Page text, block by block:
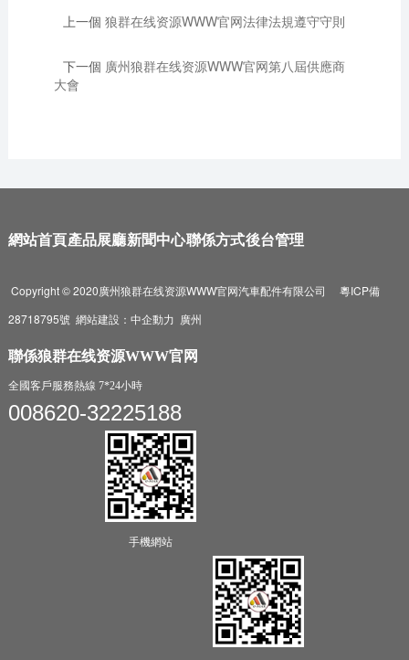
上一個 狼群在线资源WWW官网法律法規遵守守則
下一個 廣州狼群在线资源WWW官网第八屆供應商
大會
網站首頁產品展廳新聞中心聯係方式後台管理
Copyright © 2020廣州狼群在线资源WWW官网汽車配件有限公司 粵ICP備
28718795號 網站建設： 中企動力 廣州
聯係狼群在线资源WWW官网
全國客戶服務熱線 7*24小時
008620-32225188
手機網站